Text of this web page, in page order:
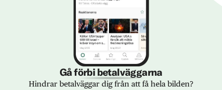
Gå förbi betalväggarna
Hindrar betalväggar dig från att få hela bilden?